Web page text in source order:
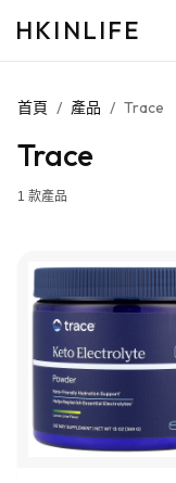
HKINLIFE
首頁 / 產品 / Trace
Trace
1 款產品